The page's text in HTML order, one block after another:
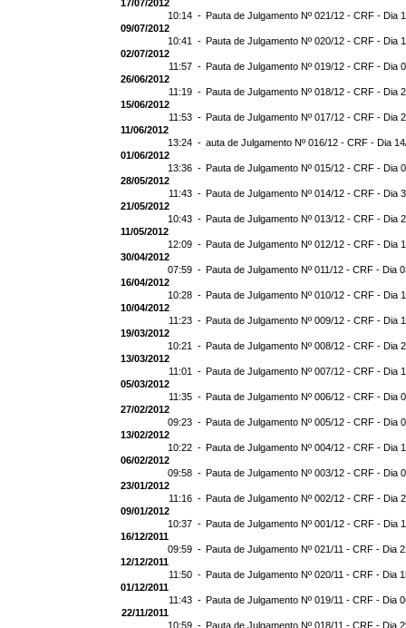
17/07/2012
10:14 - Pauta de Julgamento Nº 021/12 - CRF - Dia
09/07/2012
10:41 - Pauta de Julgamento Nº 020/12 - CRF - Dia
02/07/2012
11:57 - Pauta de Julgamento Nº 019/12 - CRF - Dia
26/06/2012
11:19 - Pauta de Julgamento Nº 018/12 - CRF - Dia
15/06/2012
11:53 - Pauta de Julgamento Nº 017/12 - CRF - Dia
11/06/2012
13:24 - auta de Julgamento Nº 016/12 - CRF - Dia
01/06/2012
13:36 - Pauta de Julgamento Nº 015/12 - CRF - Dia
28/05/2012
11:43 - Pauta de Julgamento Nº 014/12 - CRF - Dia
21/05/2012
10:43 - Pauta de Julgamento Nº 013/12 - CRF - Dia
11/05/2012
12:09 - Pauta de Julgamento Nº 012/12 - CRF - Dia
30/04/2012
07:59 - Pauta de Julgamento Nº 011/12 - CRF - Dia
16/04/2012
10:28 - Pauta de Julgamento Nº 010/12 - CRF - Dia
10/04/2012
11:23 - Pauta de Julgamento Nº 009/12 - CRF - Dia
19/03/2012
10:21 - Pauta de Julgamento Nº 008/12 - CRF - Dia
13/03/2012
11:01 - Pauta de Julgamento Nº 007/12 - CRF - Dia
05/03/2012
11:35 - Pauta de Julgamento Nº 006/12 - CRF - Dia
27/02/2012
09:23 - Pauta de Julgamento Nº 005/12 - CRF - Dia
13/02/2012
10:22 - Pauta de Julgamento Nº 004/12 - CRF - Dia
06/02/2012
09:58 - Pauta de Julgamento Nº 003/12 - CRF - Dia
23/01/2012
11:16 - Pauta de Julgamento Nº 002/12 - CRF - Dia
09/01/2012
10:37 - Pauta de Julgamento Nº 001/12 - CRF - Dia
16/12/2011
09:59 - Pauta de Julgamento Nº 021/11 - CRF - Dia
12/12/2011
11:50 - Pauta de Julgamento Nº 020/11 - CRF - Dia
01/12/2011
11:43 - Pauta de Julgamento Nº 019/11 - CRF - Dia
22/11/2011
10:59 - Pauta de Julgamento Nº 018/11 - CRF - Dia